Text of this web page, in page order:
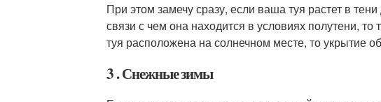
При этом замечу сразу, если ваша туя растет в
связи с чем она находится в условиях полутени,
туя расположена на солнечном месте, то укрытие
3 . Снежные зимы